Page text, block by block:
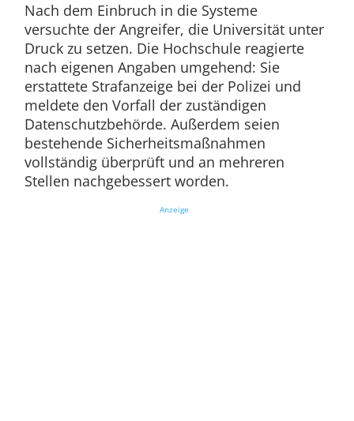
Nach dem Einbruch in die Systeme
versuchte der Angreifer, die Universität unter
Druck zu setzen. Die Hochschule reagierte
nach eigenen Angaben umgehend: Sie
erstattete Strafanzeige bei der Polizei und
meldete den Vorfall der zuständigen
Datenschutzbehörde. Außerdem seien
bestehende Sicherheitsmaßnahmen
vollständig überprüft und an mehreren
Stellen nachgebessert worden.
Anzeige